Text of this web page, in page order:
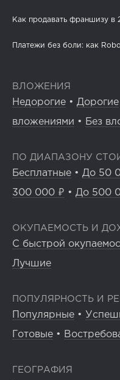
Как продавать франшизу в
Платежи без боли: как
ВЛОЖЕНИЯ
Недорогие • Дорогие
вложениями • Без
ПО ДИАПАЗОНУ
Бесплатные • До 50
300 000 ₽ • До 500
ОКУПАЕМОСТЬ И
С быстрой
Лучшие
ПОПУЛЯРНОСТЬ И
Популярные •
Готовые •
ГЕОГРАФИЯ